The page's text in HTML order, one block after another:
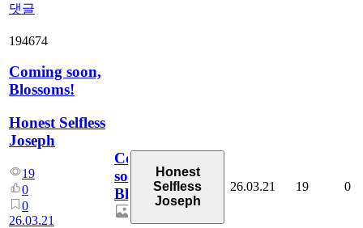
댓글
194674
Coming soon,
Blossoms!
Honest Selfless
Joseph
19
0
0
26.03.21
Coming
soon,
Blossoms!
Honest
Selfless
Joseph
26.03.21 19 0